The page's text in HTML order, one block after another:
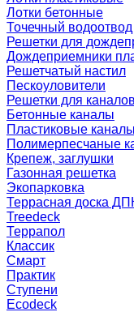
Лотки бетонные
Точечный водоотвод
Решетки для
Дождеприемники
Решетчатый настил
Пескоуловители
Решетки для каналов
Бетонные каналы
Пластиковые каналы
Полимерпесчаные
Крепеж, заглушки
Газонная решетка
Экопарковка
Террасная доска
Treedeck
Террапол
Классик
Смарт
Практик
Ступени
Ecodeck